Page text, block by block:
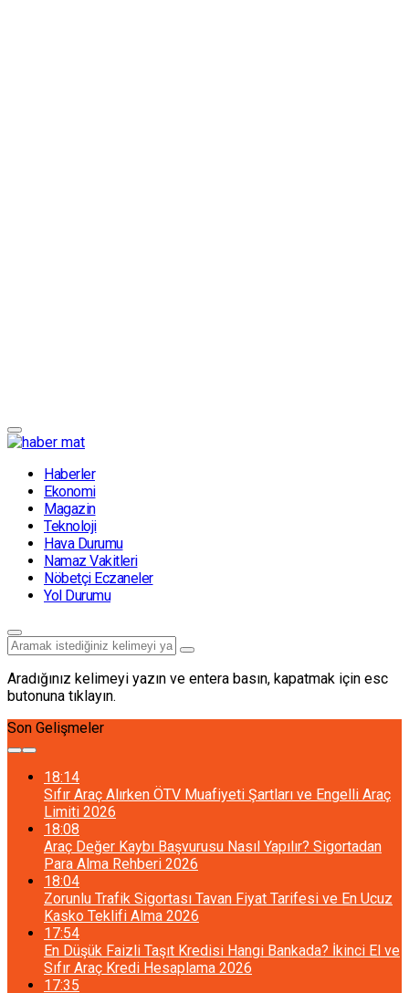
Haberler
Ekonomi
Magazin
Teknoloji
Hava Durumu
Namaz Vakitleri
Nöbetçi Eczaneler
Yol Durumu
Aradığınız kelimeyi yazın ve entera basın, kapatmak için esc
butonuna tıklayın.
Son Gelişmeler
18:14
Sıfır Araç Alırken ÖTV Muafiyeti Şartları ve Engelli Araç
Limiti 2026
18:08
Araç Değer Kaybı Başvurusu Nasıl Yapılır? Sigortadan
Para Alma Rehberi 2026
18:04
Zorunlu Trafik Sigortası Tavan Fiyat Tarifesi ve En Ucuz
Kasko Teklifi Alma 2026
17:54
En Düşük Faizli Taşıt Kredisi Hangi Bankada? İkinci El ve
Sıfır Araç Kredi Hesaplama 2026
17:35